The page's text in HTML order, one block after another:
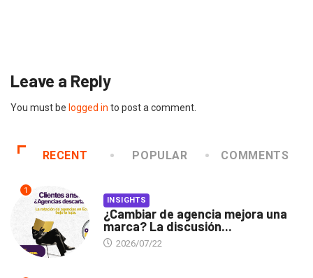
Leave a Reply
You must be logged in to post a comment.
RECENT POPULAR COMMENTS
1
INSIGHTS
¿Cambiar de agencia mejora una
marca? La discusión...
2026/07/22